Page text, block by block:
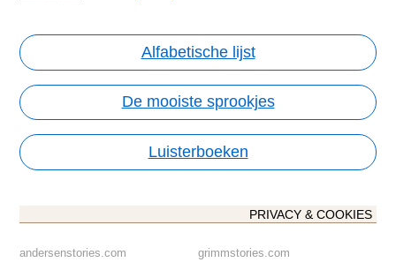
Alfabetische lijst
De mooiste sprookjes
Luisterboeken
PRIVACY & COOKIES
andersenstories.com
grimmstories.com